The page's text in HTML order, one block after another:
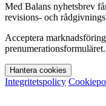
Med Balans nyhetsbrev
revisions- och
Acceptera
prenumerationsformuläret.
Hantera cookies
Integritetspolicy